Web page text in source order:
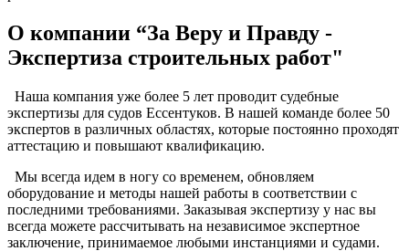
О компании “За Веру и Правду -
Экспертиза строительных работ"
Наша компания уже более 5 лет проводит судебные
экспертизы для судов Ессентуков. В нашей команде более 50
экспертов в различных областях, которые постоянно проходят
аттестацию и повышают квалификацию.
Мы всегда идем в ногу со временем, обновляем
оборудование и методы нашей работы в соответствии с
последними требованиями. Заказывая экспертизу у нас вы
всегда можете рассчитывать на независимое экспертное
заключение, принимаемое любыми инстанциями и судами.